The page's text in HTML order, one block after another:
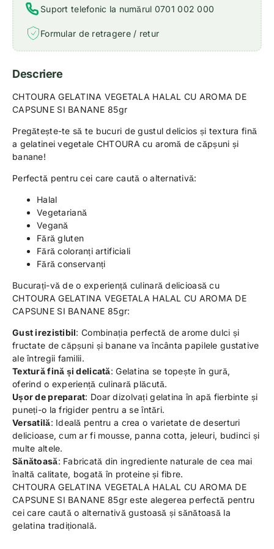
Suport telefonic la numărul 0701 002 000
Formular de retragere / retur
Descriere
CHTOURA GELATINA VEGETALA HALAL CU AROMA DE
CAPSUNE SI BANANE 85gr
Pregătește-te să te bucuri de gustul delicios și textura fină
a gelatinei vegetale CHTOURA cu aromă de căpșuni și
banane!
Perfectă pentru cei care caută o alternativă:
Halal
Vegetariană
Vegană
Fără gluten
Fără coloranți artificiali
Fără conservanți
Bucurați-vă de o experiență culinară delicioasă cu
CHTOURA GELATINA VEGETALA HALAL CU AROMA DE
CAPSUNE SI BANANE 85gr:
Gust irezistibil: Combinația perfectă de arome dulci și
fructate de căpșuni și banane va încânta papilele gustative
ale întregii familii.
Textură fină și delicată: Gelatina se topește în gură,
oferind o experiență culinară plăcută.
Ușor de preparat: Doar dizolvați gelatina în apă fierbinte și
puneți-o la frigider pentru a se întări.
Versatilă: Ideală pentru a crea o varietate de deserturi
delicioase, cum ar fi mousse, panna cotta, jeleuri, budinci și
multe altele.
Sănătoasă: Fabricată din ingrediente naturale de cea mai
înaltă calitate, bogată în proteine ​​și fibre.
CHTOURA GELATINA VEGETALA HALAL CU AROMA DE
CAPSUNE SI BANANE 85gr este alegerea perfectă pentru
cei care caută o alternativă gustoasă și sănătoasă la
gelatina tradițională.